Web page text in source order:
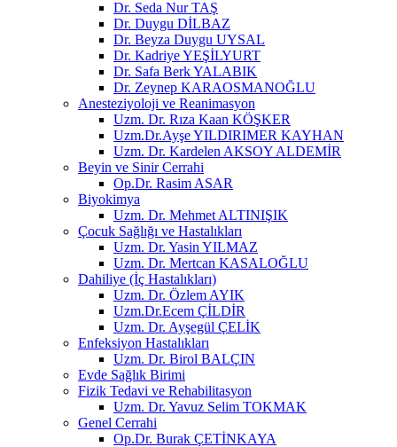
Dr. Seda Nur TAŞ
Dr. Duygu DİLBAZ
Dr. Beyza Duygu UYSAL
Dr. Kadriye YEŞİLYURT
Dr. Safa Berk YALABIK
Dr. Zeynep KARAOSMANOĞLU
Anesteziyoloji ve Reanimasyon
Uzm. Dr. Rıza Kaan KÖŞKER
Uzm.Dr.Ayşe YILDIRIMER KAYHAN
Uzm. Dr. Kardelen AKSOY ALDEMİR
Beyin ve Sinir Cerrahi
Op.Dr. Rasim ASAR
Biyokimya
Uzm. Dr. Mehmet ALTINIŞIK
Çocuk Sağlığı ve Hastalıkları
Uzm. Dr. Yasin YILMAZ
Uzm. Dr. Mertcan KASALOĞLU
Dahiliye (İç Hastalıkları)
Uzm. Dr. Özlem AYIK
Uzm.Dr.Ecem ÇİLDİR
Uzm. Dr. Ayşegül ÇELİK
Enfeksiyon Hastalıkları
Uzm. Dr. Birol BALÇIN
Evde Sağlık Birimi
Fizik Tedavi ve Rehabilitasyon
Uzm. Dr. Yavuz Selim TOKMAK
Genel Cerrahi
Op.Dr. Burak ÇETİNKAYA